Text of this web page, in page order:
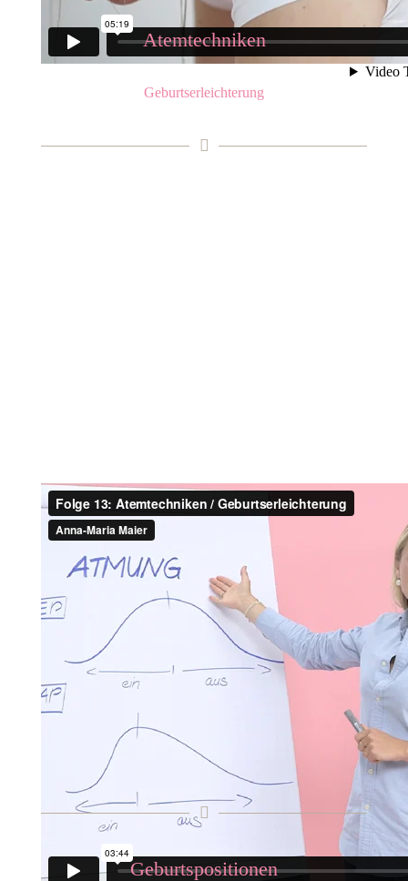
Atemtechniken
Geburtserleichterung
Geburtspositionen